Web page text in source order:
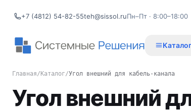
+7 (4812) 54-82-55teh@sissol.ruПн–Пт · 8:00–18:00
Каталог
Главная/ Каталог/Угол внешний для кабель-канала
Угол внешний